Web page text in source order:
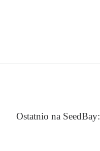
Ostatnio na SeedBay: